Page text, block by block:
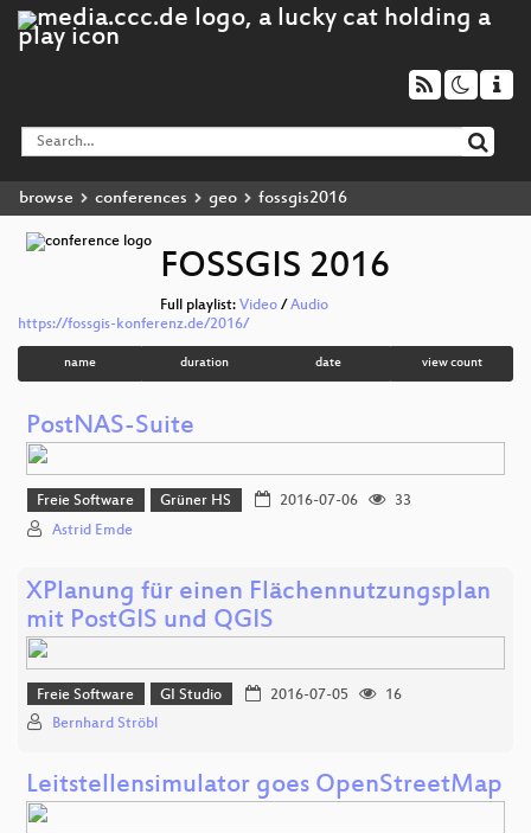
browse conferences geo fossgis2016
FOSSGIS 2016
Full playlist: Video / Audio
https://fossgis-konferenz.de/2016/
name duration date view count
PostNAS-Suite
Freie Software Grüner HS 2016-07-06
33
Astrid Emde
XPlanung für einen Flächennutzungsplan
mit PostGIS und QGIS
Freie Software GI Studio 2016-07-05
16
Bernhard Ströbl
Leitstellensimulator goes OpenStreetMap